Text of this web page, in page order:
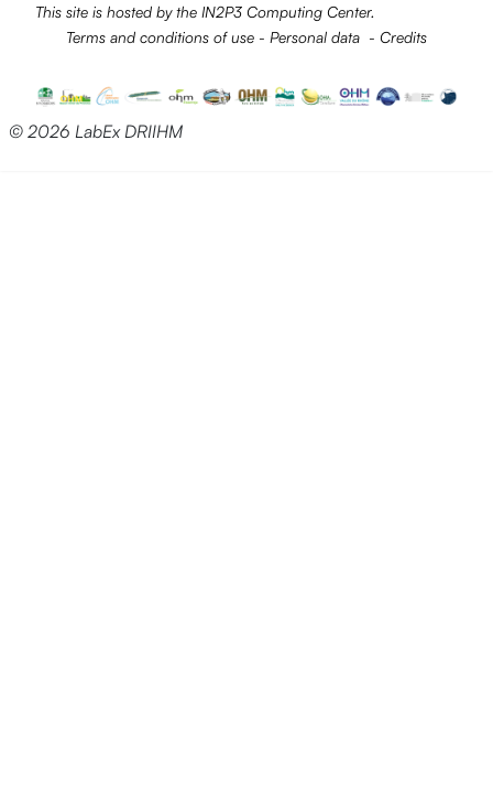
This site is hosted by the IN2P3 Computing Center.
Terms and conditions of use - Personal data - Credits
© 2026 LabEx DRIIHM